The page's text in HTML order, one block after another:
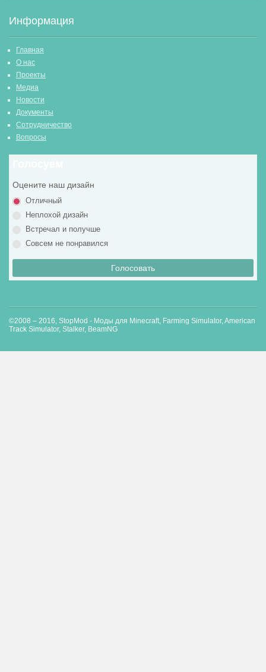
Информация
Главная
О нас
Проекты
Медиа
Новости
Документы
Сотрудничество
Вопросы
Оцените наш дизайн
Отличный
Неплохой дизайн
Встречал и получше
Совсем не понравился
Голосовать
©2008 – 2016, StopMod - Моды для Minecraft, Farming Simulator, American
Track Simulator, Stalker, BeamNG